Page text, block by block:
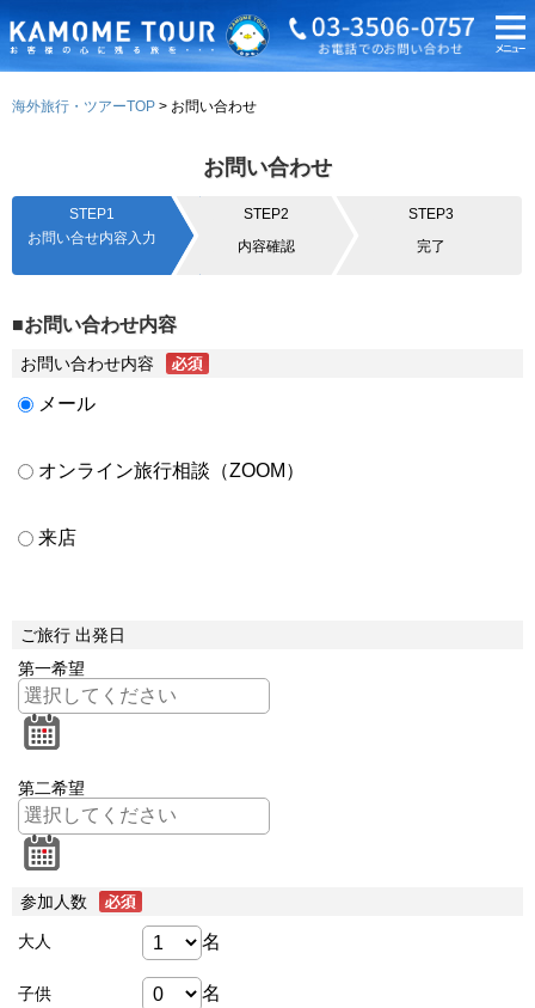
海外旅行・ツアーTOP お問い合わせ
お問い合わせ
STEP1
お問い合せ内容入力
STEP2
内容確認
STEP3
完了
■お問い合わせ内容
お問い合わせ内容
メール
オンライン旅行相談（ZOOM）
来店
ご旅行 出発日
第一希望
第二希望
参加人数
大人 名
子供 名